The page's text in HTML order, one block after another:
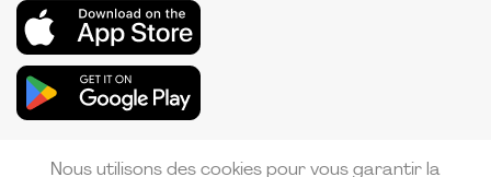
Nous utilisons des cookies pour vous garantir la